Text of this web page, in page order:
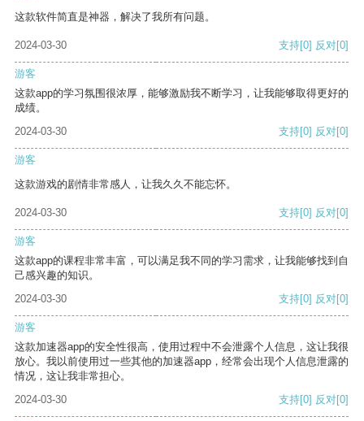
这款软件简直是神器，解决了我所有问题。
2024-03-30 支持[0] 反对[0]
游客
这款app的学习氛围很浓厚，能够激励我不断学习，让我能够取得更好的
成绩。
2024-03-30
支持[0] 反对[0]
游客
这款游戏的剧情非常感人，让我久久不能忘怀。
2024-03-30 支持[0] 反对[0]
游客
这款app的课程非常丰富，可以满足我不同的学习需求，让我能够找到自
己感兴趣的知识。
2024-03-30
支持[0] 反对[0]
游客
这款加速器app的安全性很高，使用过程中不会泄露个人信息，这让我很
放心。我以前使用过一些其他的加速器app，经常会出现个人信息泄露的
情况，这让我非常担心。
2024-03-30
支持[0] 反对[0]